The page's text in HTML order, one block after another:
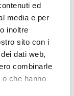
ed
media e per
inoltre
sito con i
dati web,
combinarle
che hanno